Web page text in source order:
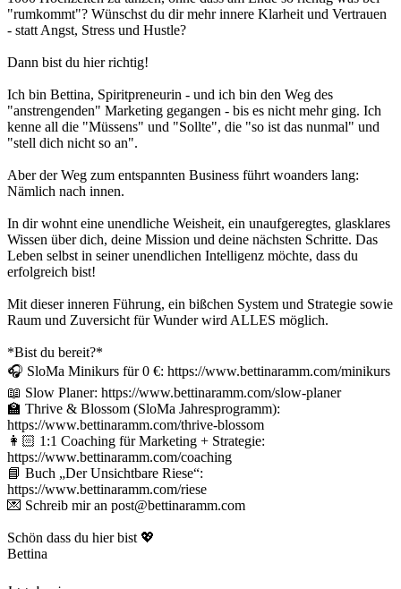
"rumkommt"? Wünschst du dir mehr innere Klarheit und Vertrauen
- statt Angst, Stress und Hustle?
Dann bist du hier richtig!
Ich bin Bettina, Spiritpreneurin - und ich bin den Weg des
"anstrengenden" Marketing gegangen - bis es nicht mehr ging. Ich
kenne all die "Müssens" und "Sollte", die "so ist das nunmal" und
"stell dich nicht so an".
Aber der Weg zum entspannten Business führt woanders lang:
Nämlich nach innen.
In dir wohnt eine unendliche Weisheit, ein unaufgeregtes, glasklares
Wissen über dich, deine Mission und deine nächsten Schritte. Das
Leben selbst in seiner unendlichen Intelligenz möchte, dass du
erfolgreich bist!
Mit dieser inneren Führung, ein bißchen System und Strategie sowie
Raum und Zuversicht für Wunder wird ALLES möglich.
*Bist du bereit?*
🎧 SloMa Minikurs für 0 €: https://www.bettinaramm.com/minikurs
📖 Slow Planer: https://www.bettinaramm.com/slow-planer
🏫 Thrive & Blossom (SloMa Jahresprogramm):
https://www.bettinaramm.com/thrive-blossom
👩🏻 1:1 Coaching für Marketing + Strategie:
https://www.bettinaramm.com/coaching
📘 Buch „Der Unsichtbare Riese“:
https://www.bettinaramm.com/riese
💌 Schreib mir an post@bettinaramm.com
Schön dass du hier bist 💖
Bettina